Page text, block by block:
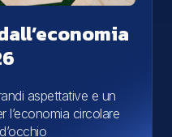
aspettative e un
l’economia circolare